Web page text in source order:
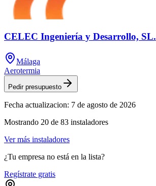
CELEC Ingeniería y Desarrollo, SL.
Málaga
Aerotermia
Pedir presupuesto
Fecha actualizacion: 7 de agosto de 2026
Mostrando 20 de 83 instaladores
Ver más instaladores
¿Tu empresa no está en la lista?
Regístrate gratis